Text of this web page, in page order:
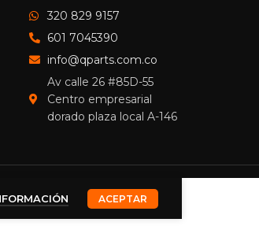
320 829 9157
601 7045390
info@qparts.com.co
Av calle 26 #85D-55
Centro empresarial
dorado plaza local A-146
ACEPTAR